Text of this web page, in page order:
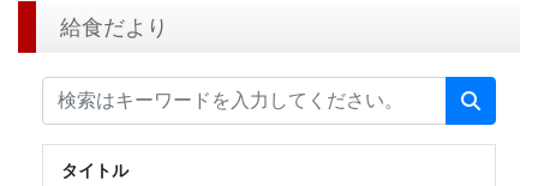
給食だより
タイトル